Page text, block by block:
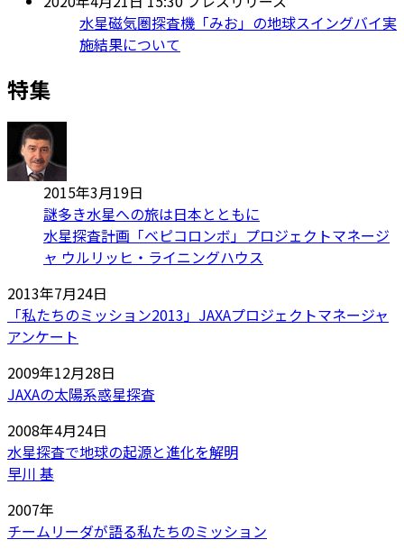
水星磁気圏探査機「みお」の地球スイングバイ実
施結果について
特集
2015年3月19日
謎多き水星への旅は日本とともに
水星探査計画「ベピコロンボ」プロジェクトマネージ
ャ ウルリッヒ・ライニングハウス
2013年7月24日
「私たちのミッション2013」JAXAプロジェクトマネージャ
アンケート
2009年12月28日
JAXAの太陽系惑星探査
2008年4月24日
水星探査で地球の起源と進化を解明
早川 基
2007年
チームリーダが語る私たちのミッション